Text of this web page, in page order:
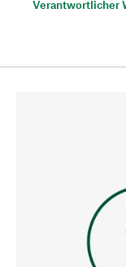
Verantwortlicher